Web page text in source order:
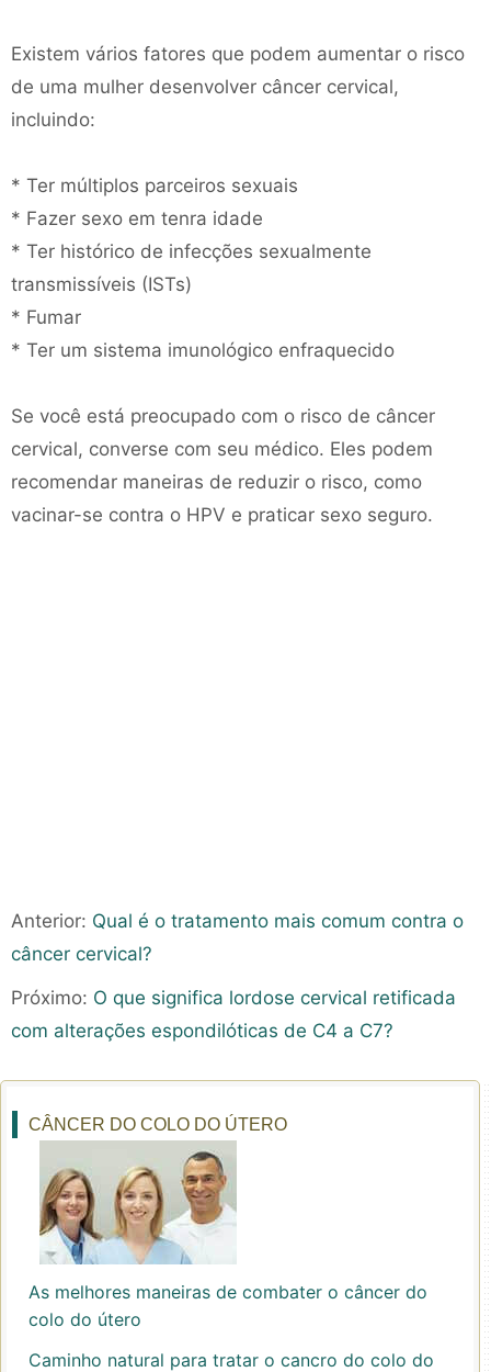
Existem vários fatores que podem aumentar o risco
de uma mulher desenvolver câncer cervical,
incluindo:
* Ter múltiplos parceiros sexuais
* Fazer sexo em tenra idade
* Ter histórico de infecções sexualmente
transmissíveis (ISTs)
* Fumar
* Ter um sistema imunológico enfraquecido
Se você está preocupado com o risco de câncer
cervical, converse com seu médico. Eles podem
recomendar maneiras de reduzir o risco, como
vacinar-se contra o HPV e praticar sexo seguro.
Anterior: Qual é o tratamento mais comum contra o
câncer cervical?
Próximo: O que significa lordose cervical retificada
com alterações espondilóticas de C4 a C7?
CÂNCER DO COLO DO ÚTERO
As melhores maneiras de combater o câncer do
colo do útero
Caminho natural para tratar o cancro do colo do